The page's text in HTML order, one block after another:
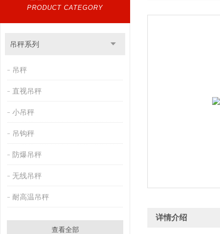
PRODUCT CATEGORY
吊秤系列
吊秤
直视吊秤
小吊秤
吊钩秤
防爆吊秤
无线吊秤
耐高温吊秤
查看全部
详情介绍